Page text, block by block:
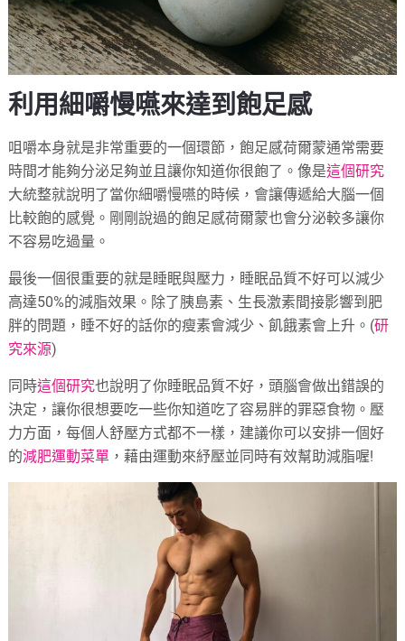
利用細嚼慢嚥來達到飽足感
咀嚼本身就是非常重要的一個環節，飽足感荷爾蒙通常需要
時間才能夠分泌足夠並且讓你知道你很飽了。像是這個研究
大統整就說明了當你細嚼慢嚥的時候，會讓傳遞給大腦一個
比較飽的感覺。剛剛說過的飽足感荷爾蒙也會分泌較多讓你
不容易吃過量。
最後一個很重要的就是睡眠與壓力，睡眠品質不好可以減少
高達50%的減脂效果。除了胰島素、生長激素間接影響到肥
胖的問題，睡不好的話你的瘦素會減少、飢餓素會上升。(研
究來源)
同時這個研究也說明了你睡眠品質不好，頭腦會做出錯誤的
決定，讓你很想要吃一些你知道吃了容易胖的罪惡食物。壓
力方面，每個人舒壓方式都不一樣，建議你可以安排一個好
的減肥運動菜單 ，藉由運動來紓壓並同時有效幫助減脂喔!